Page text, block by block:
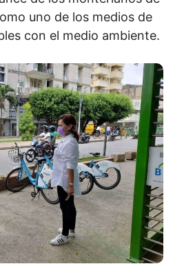
uno de los medios de
con el medio ambiente.